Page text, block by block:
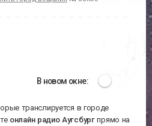
В новом окне:
транслируется в городе
онлайн радио Аугсбургпрямо на